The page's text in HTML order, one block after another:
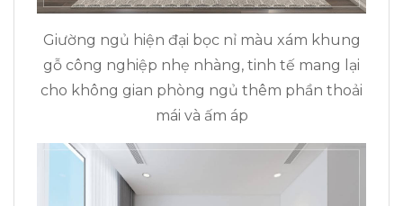
Giường ngủ hiện đại bọc nỉ màu xám khung
gỗ công nghiệp nhẹ nhàng, tinh tế mang lại
cho không gian phòng ngủ thêm phần thoải
mái và ấm áp